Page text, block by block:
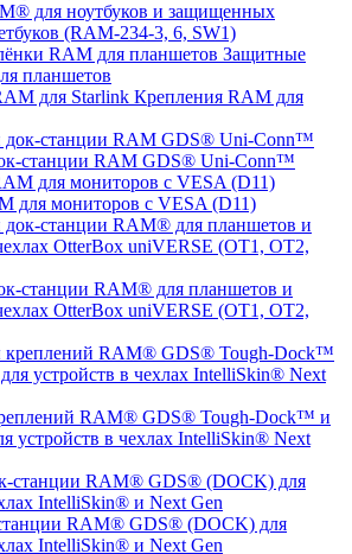
для ноутбуков и защищенных
(RAM-234-3, 6, SW1)
Защитные
планшетов
Крепления RAM для
станции RAM GDS® Uni-Conn™
для мониторов с VESA (D11)
станции RAM® для планшетов и
OtterBox uniVERSE (OT1, OT2,
RAM® GDS® Tough-Dock™ и
устройств в чехлах IntelliSkin® Next
RAM® GDS® (DOCK) для
IntelliSkin® и Next Gen